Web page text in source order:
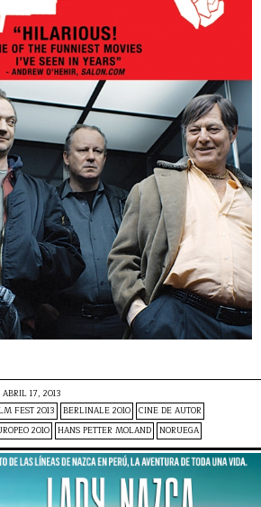
ABRIL 17, 2013
FEST 2013 BERLINALE 2010 CINE DE AUTOR
2010 HANS PETTER MOLAND NORUEGA